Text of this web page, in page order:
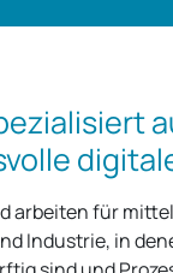
arbeiten für
Industrie, in